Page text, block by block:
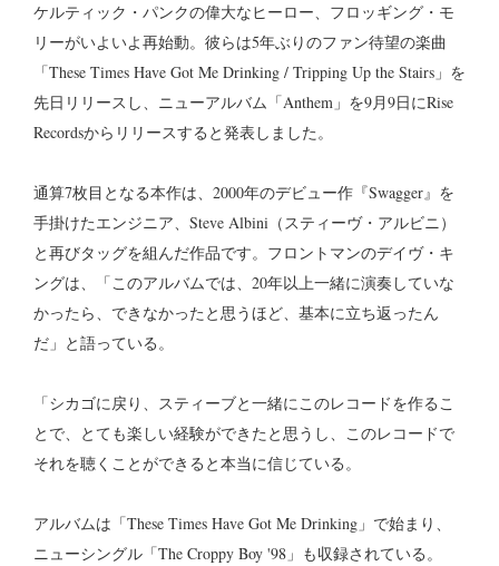
ケルティック・パンクの偉大なヒーロー、フロッギング・モ
リーがいよいよ再始動。彼らは5年ぶりのファン待望の楽曲
「These Times Have Got Me Drinking / Tripping Up the Stairs」を
先日リリースし、ニューアルバム「Anthem」を9月9日にRise
Recordsからリリースすると発表しました。
通算7枚目となる本作は、2000年のデビュー作『Swagger』を
手掛けたエンジニア、Steve Albini（スティーヴ・アルビニ）
と再びタッグを組んだ作品です。フロントマンのデイヴ・キ
ングは、「このアルバムでは、20年以上一緒に演奏していな
かったら、できなかったと思うほど、基本に立ち返ったん
だ」と語っている。
「シカゴに戻り、スティーブと一緒にこのレコードを作るこ
とで、とても楽しい経験ができたと思うし、このレコードで
それを聴くことができると本当に信じている。
アルバムは「These Times Have Got Me Drinking」で始まり、
ニューシングル「The Croppy Boy '98」も収録されている。